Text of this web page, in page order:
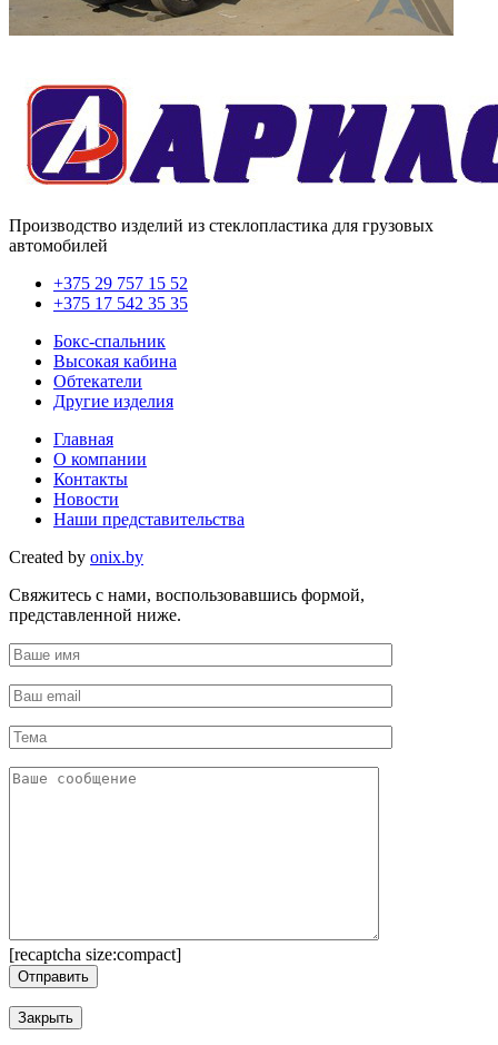
Производство изделий из стеклопластика для грузовых
автомобилей
+375 29 757 15 52
+375 17 542 35 35
Бокс-спальник
Высокая кабина
Обтекатели
Другие изделия
Главная
О компании
Контакты
Новости
Наши представительства
Created by onix.by
Свяжитесь с нами, воспользовавшись формой,
представленной ниже.
[recaptcha size:compact]
Закрыть